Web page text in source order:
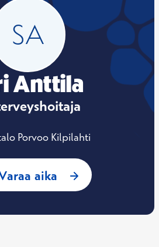
Anttila
Porvoo Kilpilahti
aika : Sari Anttila,